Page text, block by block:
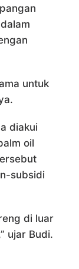
untuk
diakui
oil
subsidi
di luar
ujar Budi.